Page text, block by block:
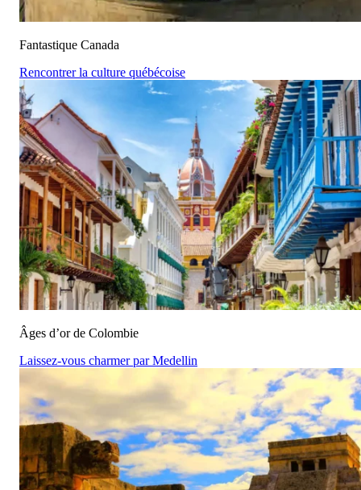
Fantastique Canada
Rencontrer la culture québécoise
Âges d’or de Colombie
Laissez-vous charmer par Medellin